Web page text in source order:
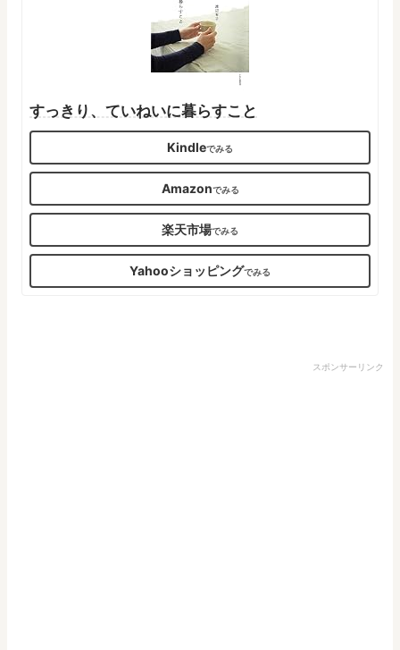
すっきり、ていねいに暮らすこと
Kindle
Amazon
楽天市場
Yahooショッピング
スポンサーリンク